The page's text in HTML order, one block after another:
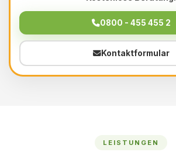
0800 - 455 455 2
Kontaktformular
LEISTUNGEN